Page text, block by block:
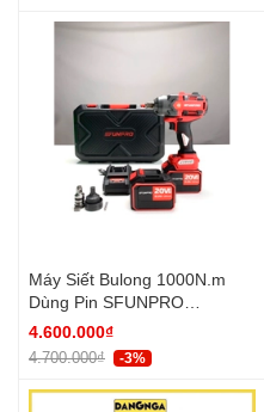
Máy Siết Bulong 1000N.m
Dùng Pin SFUNPRO
S20M1000A
4.600.000₫
4.700.000₫ -3%